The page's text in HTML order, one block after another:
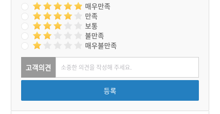
매우만족
만족
보통
불만족
매우불만족
고객의견
등록